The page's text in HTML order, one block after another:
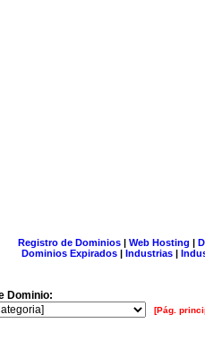
Registro de Dominios| Web Hosting |
Dominios Expirados | Industrias |
Dominio:
[Pág.